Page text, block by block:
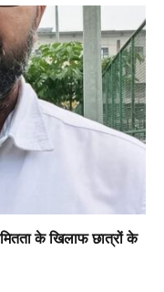
के खिलाफ छात्रों के